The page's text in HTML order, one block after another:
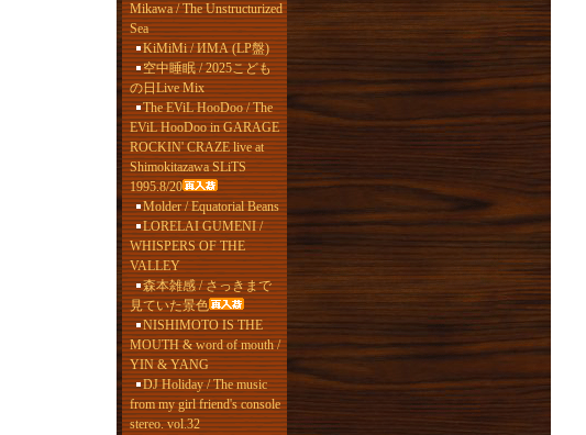
Mikawa / The Unstructurized
Sea
KiMiMi / ИМА (LP盤)
空中睡眠 / 2025こども
の日Live Mix
The EViL HooDoo / The
EViL HooDoo in GARAGE
ROCKIN' CRAZE live at
Shimokitazawa SLiTS
1995.8/20
Molder / Equatorial Beans
LORELAI GUMENI /
WHISPERS OF THE
VALLEY
森本雑感 / さっきまで
見ていた景色
NISHIMOTO IS THE
MOUTH & word of mouth /
YIN & YANG
DJ Holiday / The music
from my girl friend's console
stereo. vol.32